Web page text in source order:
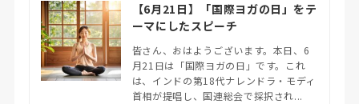
【6月21日】「国際ヨガの日」をテ
ーマにしたスピーチ
皆さん、おはようございます。本日、6
月21日は「国際ヨガの日」です。これ
は、インドの第18代ナレンドラ・モディ
首相が提唱し、国連総会で採択され...